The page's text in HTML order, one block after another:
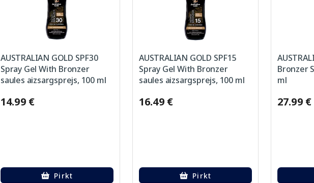
AUSTRALIAN GOLD SPF30
Spray Gel With Bronzer
saules aizsargsprejs, 100 ml
14.99 €
Pirkt
AUSTRALIAN GOLD SPF15
Spray Gel With Bronzer
saules aizsargsprejs, 100 ml
16.49 €
Pirkt
Bronzer
ml
27.99 €